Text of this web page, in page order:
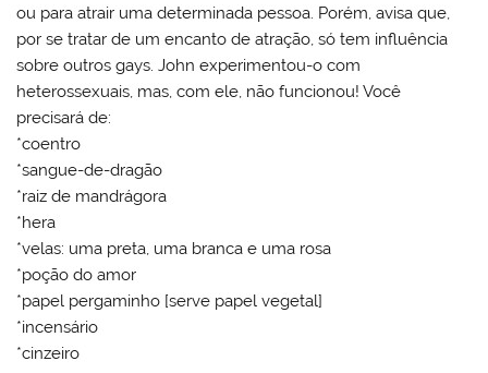
ou para atrair uma determinada pessoa. Porém, avisa que,
por se tratar de um encanto de atração, só tem influência
sobre outros gays. John experimentou-o com
heterossexuais, mas, com ele, não funcionou! Você
precisará de:
*coentro
*sangue-de-dragão
*raiz de mandrágora
*hera
*velas: uma preta, uma branca e uma rosa
*poção do amor
*papel pergaminho [serve papel vegetal]
*incensário
*cinzeiro